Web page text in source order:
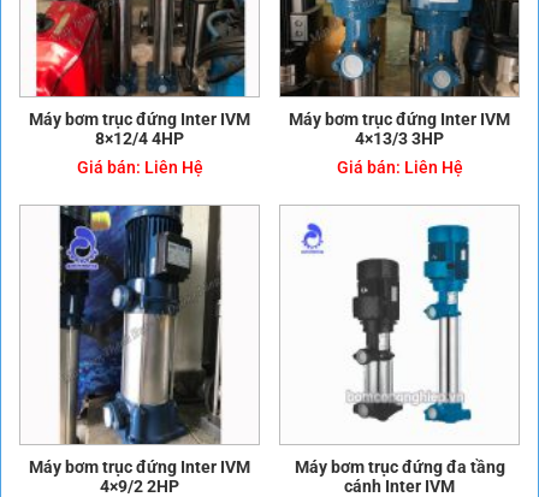
Máy bơm trục đứng Inter IVM
8×12/4 4HP
Giá bán: Liên Hệ
Máy bơm trục đứng Inter IVM
4×13/3 3HP
Giá bán: Liên Hệ
Máy bơm trục đứng Inter IVM
4×9/2 2HP
Máy bơm trục đứng đa tầng
cánh Inter IVM